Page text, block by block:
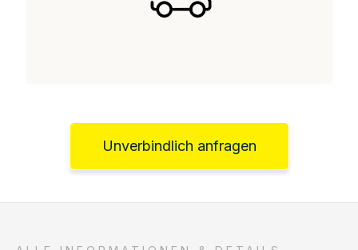
Unverbindlich anfragen